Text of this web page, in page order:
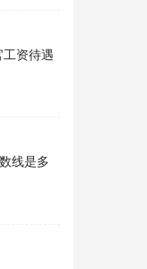
资待遇
线是多